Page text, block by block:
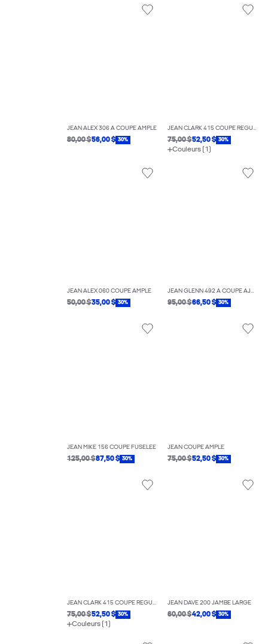
JEAN ALEX 306 À COUPE AMPLE
80,00 $56,00 $ 30%
JEAN CLARK 415 COUPE RÉGULIÈRE
75,00 $52,50 $ 30%
Couleurs (1)
JEAN ALEX 060 COUPE AMPLE
50,00 $35,00 $ 30%
JEAN GLENN 492 À COUPE AJUSTÉE
95,00 $66,50 $ 30%
JEAN MIKE 156 COUPE FUSELÉE
125,00 $87,50 $ 30%
JEAN COUPE AMPLE
75,00 $52,50 $ 30%
JEAN CLARK 415 COUPE RÉGULIÈRE
75,00 $52,50 $ 30%
Couleurs (1)
JEAN DAVE 200 JAMBE LARGE
60,00 $42,00 $ 30%